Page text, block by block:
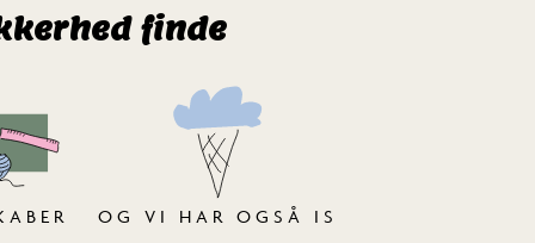
finde
OG VI HAR OGSÅ IS